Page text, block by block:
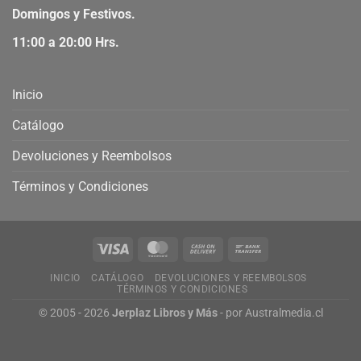
Domingos y Festivos.
11:00 a 20:00 Hrs.
Inicio
Catálogo
Devoluciones y Reembolsos
Términos y Condiciones
INICIO CATÁLOGO
DEVOLUCIONES Y REEMBOLSOS
TÉRMINOS Y CONDICIONES
© 2005 - 2026 Jerplaz Libros y Más- porAustralmedia.cl